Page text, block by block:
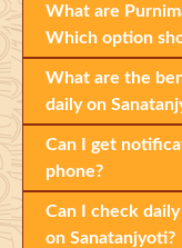
What are
Which option
What are the
daily on
Can I get
phone?
Can I check
on Sanatanjyoti?